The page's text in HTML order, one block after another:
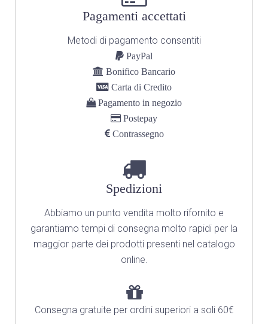
Pagamenti accettati
Metodi di pagamento consentiti
PayPal
Bonifico Bancario
Carta di Credito
Pagamento in negozio
Postepay
Contrassegno
Spedizioni
Abbiamo un punto vendita molto rifornito e
garantiamo tempi di consegna molto rapidi per la
maggior parte dei prodotti presenti nel catalogo
online.
Consegna gratuite per ordini superiori a soli 60€